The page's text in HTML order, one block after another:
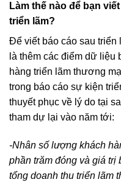
Làm thế nào để bạn
triển lãm?
Để viết báo cáo sau triển
là thêm các điểm dữ liệu
hàng triển lãm thương
trong báo cáo sự kiện
thuyết phục về lý do tại
tham dự lại vào năm tới:
-Nhân số lượng khách
phần trăm đóng và giá
tổng doanh thu triển lãm